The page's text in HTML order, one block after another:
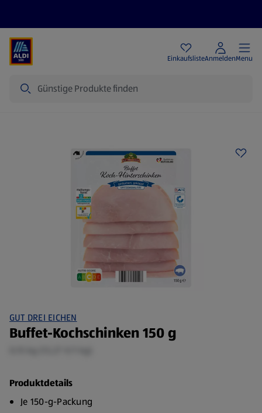
EinkaufslisteAnmeldenMenu
GUT DREI EICHEN
Buffet-Kochschinken 150 g
Produktdetails
Je 150-g-Packung